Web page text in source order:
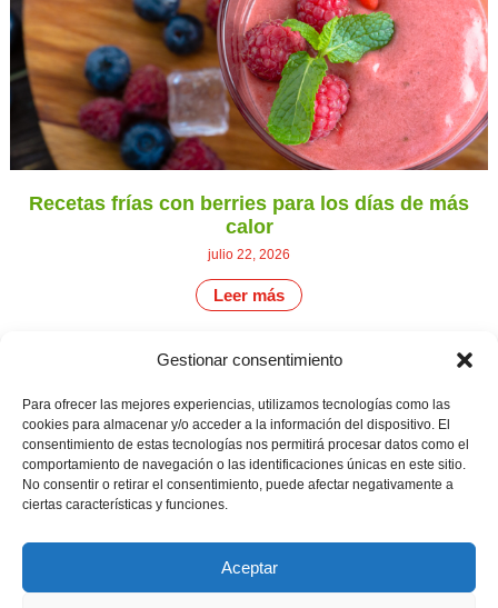
Gestionar consentimiento
Para ofrecer las mejores experiencias, utilizamos tecnologías como las
cookies para almacenar y/o acceder a la información del dispositivo. El
consentimiento de estas tecnologías nos permitirá procesar datos como el
comportamiento de navegación o las identificaciones únicas en este sitio.
No consentir o retirar el consentimiento, puede afectar negativamente a
ciertas características y funciones.
Aceptar
Recetas frías con berries para los días de más
calor
julio 22, 2026
Leer más
Productores
de
fresas,
frambuesas,
arándanos
y
desde
y
Camino de
Montemayor s/n
21800 Moguer.
Huelva ESPAÑA.
info@cunadeplatero.com
25
MATERIALES
Aviso legal
Política de
privacidad
Canal de denuncias